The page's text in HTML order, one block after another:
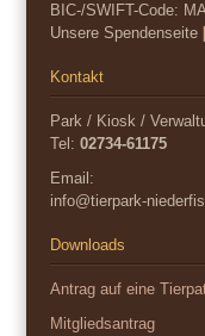
BIC-/SWIFT-Code:
Unsere Spendenseite
Kontakt
Park / Kiosk /
Tel:02734-61175
Email:
info@tierpark-
Downloads
Antrag auf eine
Mitgliedsantrag